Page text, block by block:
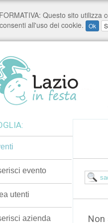
Non
evento
utenti
azienda